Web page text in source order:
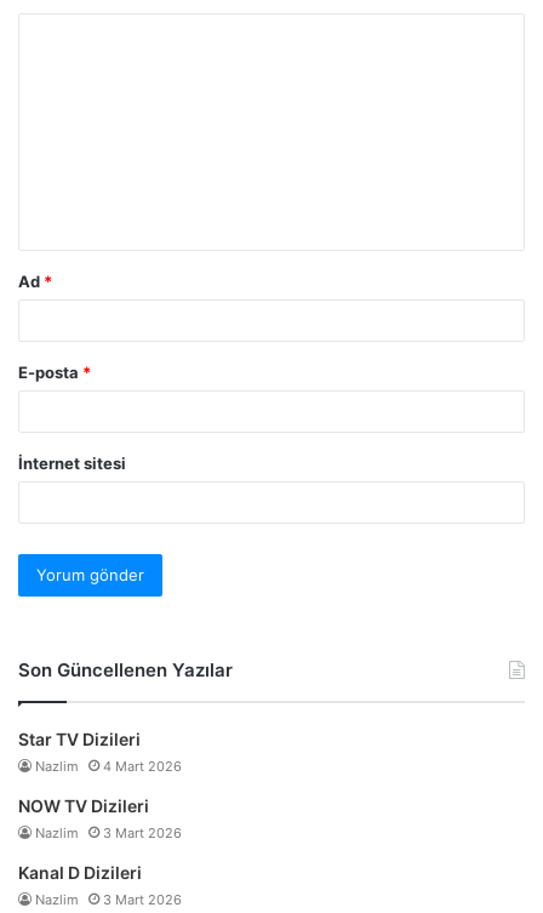
Ad *
E-posta *
İnternet sitesi
Son Güncellenen Yazılar
Star TV Dizileri
Nazlim 4 Mart 2026
NOW TV Dizileri
Nazlim 3 Mart 2026
Kanal D Dizileri
Nazlim 3 Mart 2026